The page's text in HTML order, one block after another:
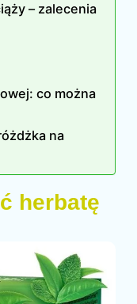
– zalecenia
co można
na
herbatę